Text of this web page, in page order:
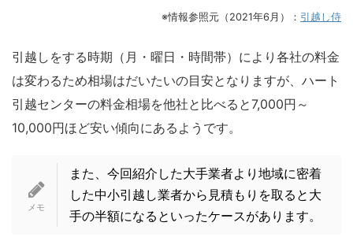
※情報参照元（2021年6月）： 引越し侍
引越しをする時期（月・曜日・時間帯）により各社の料金
は変わるため相場はだいたいの目安となりますが、ハート
引越センターの料金相場を他社と比べると7,000円～
10,000円ほど安い傾向にあるようです。
また、今回紹介した大手業者より地域に密着
した中小引越し業者から見積もりを取ると大
手の半額になるといったケースがあります。